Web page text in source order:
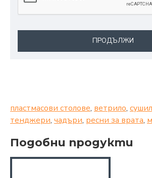
ПРОДЪЛЖИ
пластмасови столове, ветрило,
тенджери, чадъри, ресни за врата,
Подобни продукти